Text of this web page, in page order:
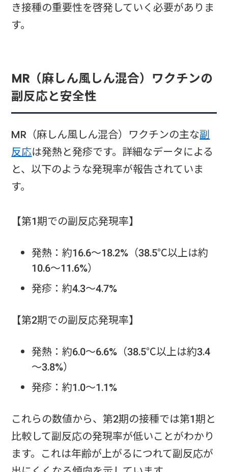
き接種の重要性を啓発していく必要がありま
す。
MR（麻しん風しん混合）ワクチンの
副反応と安全性
MR（麻しん風しん混合）ワクチンの主な副
反応は発熱と発疹です。詳細なデータによる
と、以下のような発現率が報告されていま
す。
【第1期での副反応発現率】
発熱：約16.6～18.2%（38.5℃以上は約
10.6～11.6%）
発疹：約4.3～4.7%
【第2期での副反応発現率】
発熱：約6.0～6.6%（38.5℃以上は約3.4
～3.8%）
発疹：約1.0～1.1%
これらの数値から、第2期の接種では第1期と
比較して副反応の発現率が低いことがわかり
ます。これは年齢が上がるにつれて副反応が